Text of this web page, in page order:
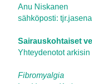
Anu Niskanen
sähköposti:
Sairauskohtaiset
Yhteydenotot
Fibromyalgia